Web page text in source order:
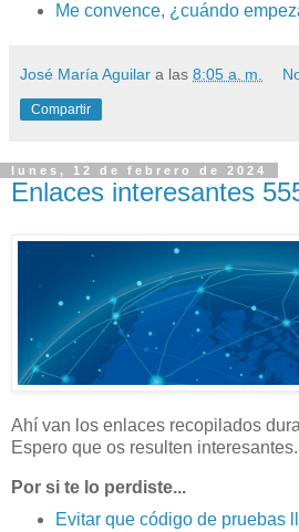
Me convence, ¿cuándo
José María Aguilar a las 8:05 a. m.
Compartir
lunes, 12 de febrero de 2024
Enlaces interesantes
Ahí van los enlaces recopilados
Espero que os resulten
Por si te lo perdiste...
Evitar que código de pruebas